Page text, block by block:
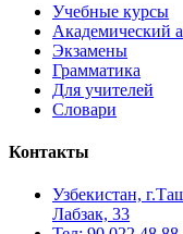
Учебные курсы
Академический
Экзамены
Грамматика
Для учителей
Словари
Контакты
Узбекистан,
Лабзак, 33